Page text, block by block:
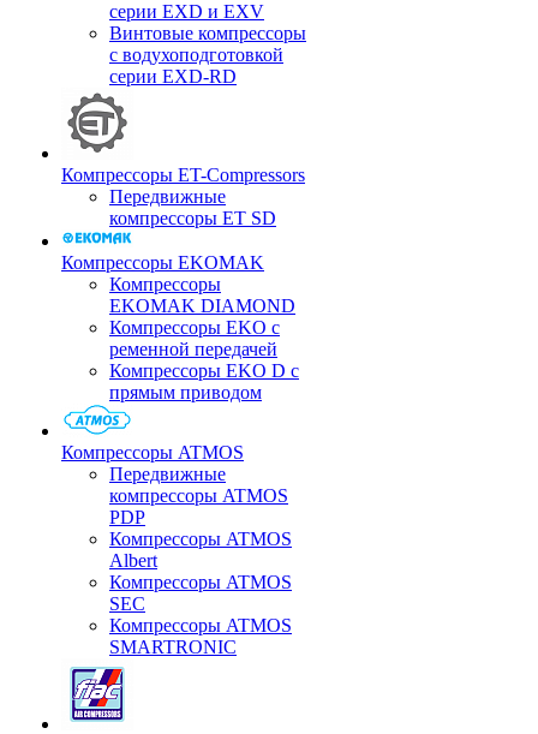
серии EXD и EXV
Винтовые компрессоры
с водухоподготовкой
серии EXD-RD
Компрессоры ET-Compressors
Передвижные
компрессоры ET SD
Компрессоры EKOMAK
Компрессоры
EKOMAK DIAMOND
Компрессоры EKO c
ременной передачей
Компрессоры EKO D с
прямым приводом
Компрессоры ATMOS
Передвижные
компрессоры ATMOS
PDP
Компрессоры ATMOS
Albert
Компрессоры ATMOS
SEC
Компрессоры ATMOS
SMARTRONIC